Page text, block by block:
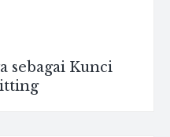
sebagai Kunci